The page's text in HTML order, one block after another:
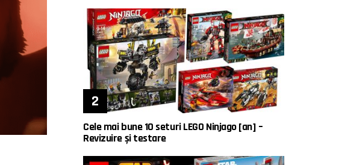
Cele mai bune 10 seturi LEGO Ninjago [an] –
Revizuire și testare